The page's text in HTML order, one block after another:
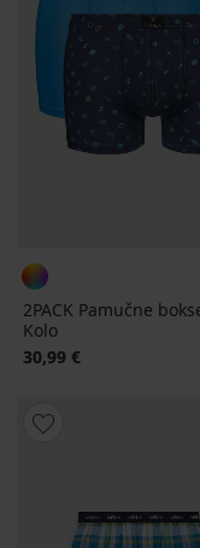
2PACK Pamučne
Kolo
30,99 €